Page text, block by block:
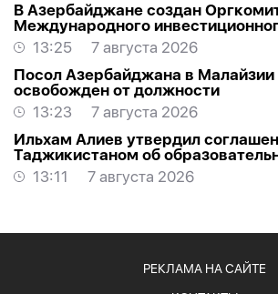
В Азербайджане создан
Международного
РАСПОРЯЖЕНИЕ
13:25
7 августа 2026
Посол Азербайджана в Малайзии
освобожден от должности
13:23
7 августа 2026
Ильхам Алиев утвердил
Таджикистаном об
13:11
7 августа 2026
РЕКЛАМА НА САЙТЕ